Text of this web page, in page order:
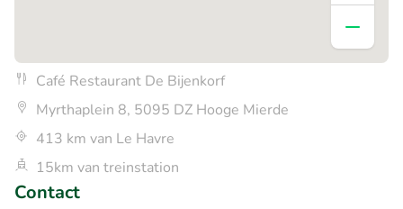
Café Restaurant De Bijenkorf
Myrthaplein 8, 5095 DZ Hooge Mierde
413 km van Le Havre
15km van treinstation
Contact